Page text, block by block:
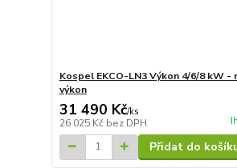
Kospel EKCO-LN3 Výkon 4/6/8 kW
výkon
31 490 Kč/ks
26 025 Kč bez DPH
Přidat do